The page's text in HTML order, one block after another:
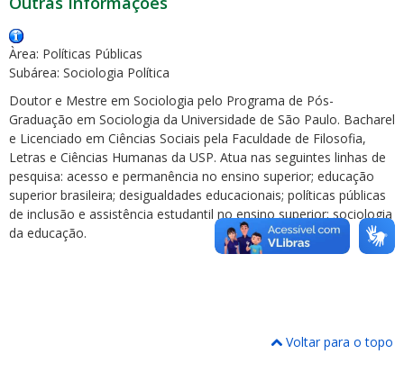
Àrea: Políticas Públicas
Subárea: Sociologia Política
Doutor e Mestre em Sociologia pelo Programa de Pós-
Graduação em Sociologia da Universidade de São Paulo. Bacharel
e Licenciado em Ciências Sociais pela Faculdade de Filosofia,
Letras e Ciências Humanas da USP. Atua nas seguintes linhas de
pesquisa: acesso e permanência no ensino superior; educação
superior brasileira; desigualdades educacionais; políticas públicas
de inclusão e assistência estudantil no ensino superior; sociologia
da educação.
Voltar para o topo